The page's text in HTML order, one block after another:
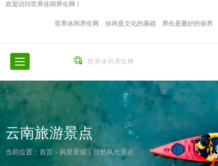
欢迎访问世界休闲养生网！
世界休闲养生网 休闲是文化的基础 养生是最好的保养
世界休闲养生网
云南旅游景点
当前位置：首页> 风景景观>自然风光景点